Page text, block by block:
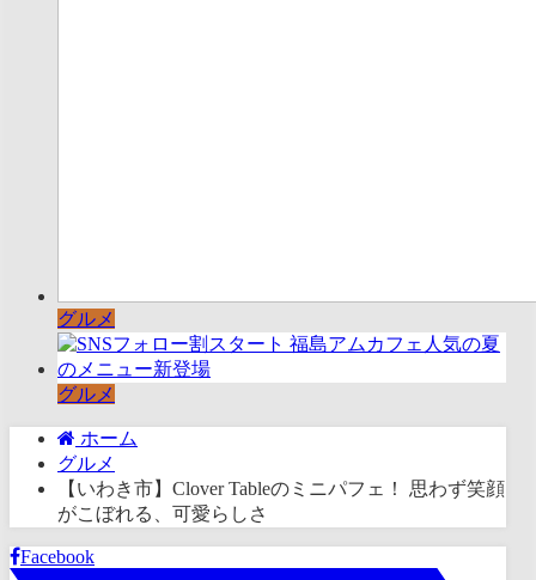
グルメ
グルメ
ホーム
グルメ
【いわき市】Clover Tableのミニパフェ！ 思わず笑顔
がこぼれる、可愛らしさ
Facebook